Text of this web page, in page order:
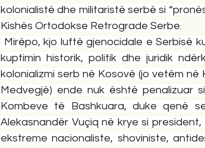
kolonialistë dhe militaristë serbë si
Kishës Ortodokse Retrograde Serbe.
Mirëpo, kjo luftë gjenocidale e Serbisë
kuptimin historik, politik dhe juridik
kolonializmi serb në Kosovë (jo vetëm
Medvegjë) ende nuk është penalizuar
Kombeve të Bashkuara, duke qenë
Alekasnandër Vuçiq në krye si
ekstreme nacionaliste, shoviniste,